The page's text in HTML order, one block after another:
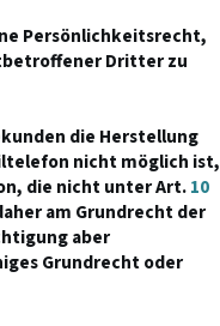
Persönlichkeitsrecht,
Dritter zu
die Herstellung
nicht möglich ist,
die nicht unter Art.10
am Grundrecht der
aber
Grundrecht oder